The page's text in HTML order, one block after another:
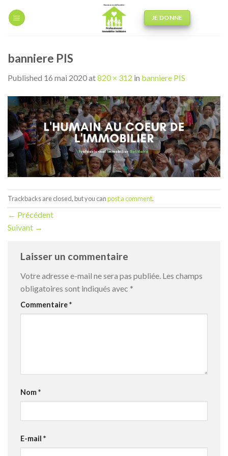
JE DONNE
banniere PIS
Published 16 mai 2020at820 × 312 in banniere PIS
Trackbacks are closed, but you canpost a comment.
← Précédent
Suivant →
Laisser un commentaire
Votre adresse e-mail ne sera pas publiée. Les champs
obligatoires sont indiqués avec *
Commentaire*
Nom*
E-mail *